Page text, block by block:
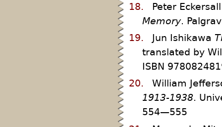
18.
Peter
Memory.
19.
Jun Ishikawa
translated by
ISBN
20.
William
1913-1938.
554—555